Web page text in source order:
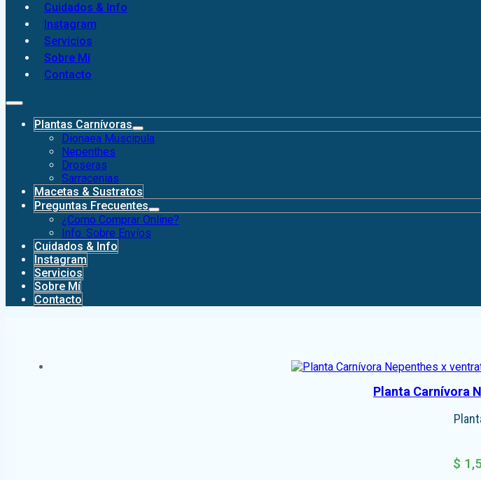
Cuidados & Info
Instagram
Servicios
Sobre Mí
Contacto
Plantas Carnívoras
Dionaea Muscipula
Nepenthes
Droseras
Sarracenias
Macetas & Sustratos
Preguntas Frecuentes
¿Como Comprar Online?
Info. Sobre Envíos
Cuidados & Info
Instagram
Servicios
Sobre Mí
Contacto
Planta Carnívora
$